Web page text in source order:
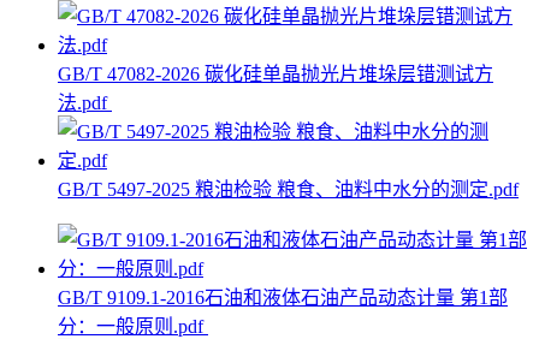
GB/T 47082-2026 碳化硅单晶抛光片堆垛层错测试方
法.pdf
GB/T 5497-2025 粮油检验 粮食、油料中水分的测定.pdf
GB/T 9109.1-2016石油和液体石油产品动态计量 第1部
分：一般原则.pdf